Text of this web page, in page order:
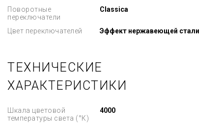
Поворотные
переключатели
Classica
Цвет переключателей Эффект нержавеющей стали
ТЕХНИЧЕСКИЕ
ХАРАКТЕРИСТИКИ
Шкала цветовой
температуры света (°К)
4000